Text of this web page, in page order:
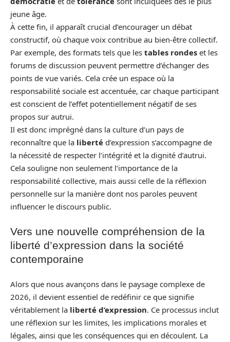
jeune âge.
À cette fin, il apparaît crucial d’encourager un débat
constructif, où chaque voix contribue au bien-être collectif.
Par exemple, des formats tels que les tables rondes et les
forums de discussion peuvent permettre d’échanger des
points de vue variés. Cela crée un espace où la
responsabilité sociale est accentuée, car chaque participant
est conscient de l’effet potentiellement négatif de ses
propos sur autrui.
Il est donc imprégné dans la culture d’un pays de
reconnaître que la liberté d’expression s’accompagne de
la nécessité de respecter l’intégrité et la dignité d’autrui.
Cela souligne non seulement l’importance de la
responsabilité collective, mais aussi celle de la réflexion
personnelle sur la manière dont nos paroles peuvent
influencer le discours public.
Vers une nouvelle compréhension de la
liberté d’expression dans la société
contemporaine
Alors que nous avançons dans le paysage complexe de
2026, il devient essentiel de redéfinir ce que signifie
véritablement la liberté d’expression. Ce processus inclut
une réflexion sur les limites, les implications morales et
légales, ainsi que les conséquences qui en découlent. La